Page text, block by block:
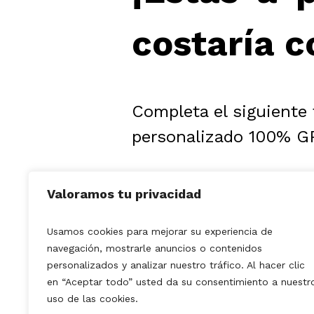
Valoramos tu privacidad
Usamos cookies para mejorar su experiencia de
navegación, mostrarle anuncios o contenidos
personalizados y analizar nuestro tráfico. Al hacer clic
en “Aceptar todo” usted da su consentimiento a
uso de las cookies.